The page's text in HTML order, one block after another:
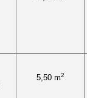
5,50 m2